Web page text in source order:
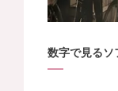
数字で見るソ